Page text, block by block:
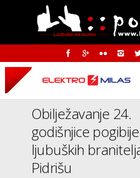
Obilježavanje 24.
godišnjice pogibije
ljubuških
Pidrišu